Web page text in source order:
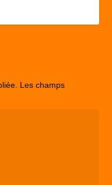
Les champs